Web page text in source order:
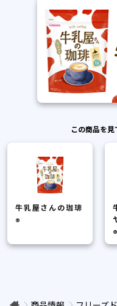
この商品を
牛乳屋さんの珈琲
®
®